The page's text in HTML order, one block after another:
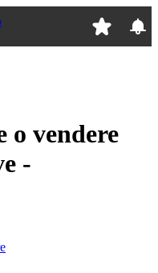
o vendere
-